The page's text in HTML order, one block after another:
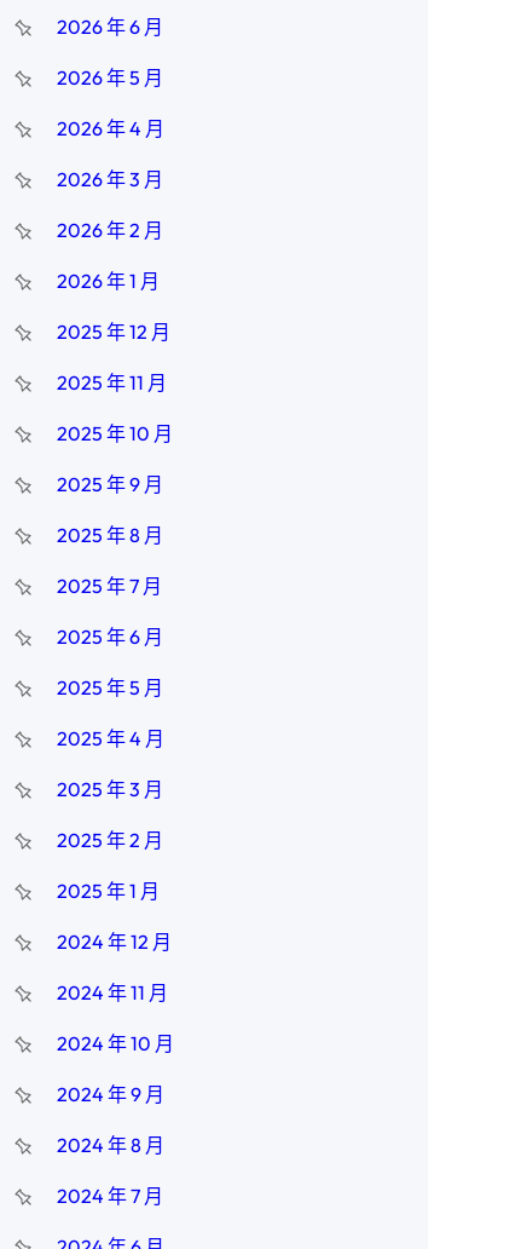
2026 年 6 月
2026 年 5 月
2026 年 4 月
2026 年 3 月
2026 年 2 月
2026 年 1 月
2025 年 12 月
2025 年 11 月
2025 年 10 月
2025 年 9 月
2025 年 8 月
2025 年 7 月
2025 年 6 月
2025 年 5 月
2025 年 4 月
2025 年 3 月
2025 年 2 月
2025 年 1 月
2024 年 12 月
2024 年 11 月
2024 年 10 月
2024 年 9 月
2024 年 8 月
2024 年 7 月